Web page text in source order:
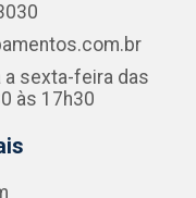
sexta-feira das
às 17h30